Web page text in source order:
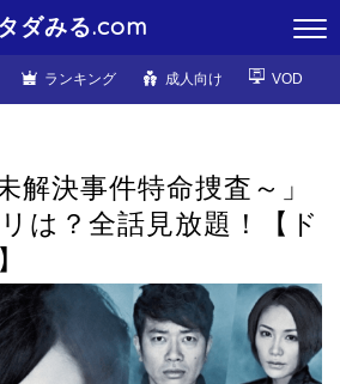
タダみる.com
ランキング 成人向け VOD
解決事件特命捜査～」
は？全話見放題！【ド